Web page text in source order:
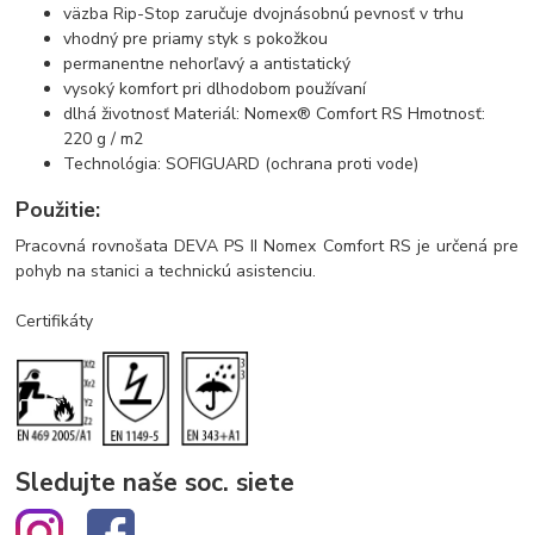
väzba Rip-Stop zaručuje dvojnásobnú pevnosť v trhu
vhodný pre priamy styk s pokožkou
permanentne nehorľavý a antistatický
vysoký komfort pri dlhodobom používaní
dlhá životnosť Materiál: Nomex® Comfort RS Hmotnosť:
220 g / m2
Technológia: SOFIGUARD (ochrana proti vode)
Použitie:
Pracovná rovnošata DEVA PS II Nomex Comfort RS je určená pre
pohyb na stanici a technickú asistenciu.
Certifikáty
Sledujte naše soc. siete